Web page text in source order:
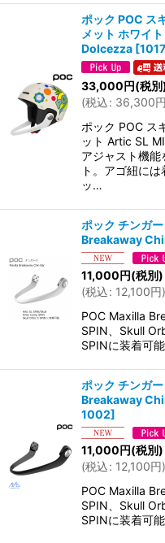
ポック POC ス
メット ホワイ
Dolcezza [
33,000円(税別
(税込: 36,300円
ポック POC ス
ット Artic SL
アジャスト機能
ト。アゴ紐に
ッ…
ポック チンガ
Breakaway
11,000円(税別)
(税込: 12,100円)
POC Maxilla
SPIN、Skull
SPINに装着可
ポック チンガ
Breakaway
1002]
11,000円(税別)
(税込: 12,100円)
POC Maxilla
SPIN、Skull
SPINに装着可